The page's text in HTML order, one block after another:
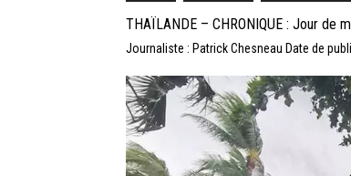
THAÏLANDE – CHRONIQUE : Jour de
Journaliste : Patrick Chesneau Date de